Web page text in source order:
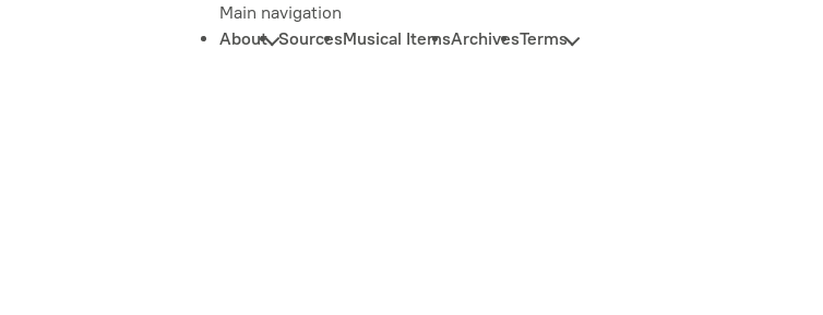
Main navigation
About SourcesMusical ItemsArchivesTerms